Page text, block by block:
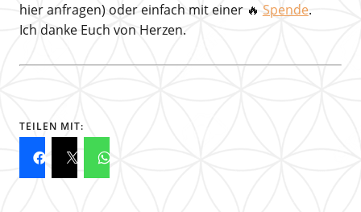
hier anfragen) oder einfach mit einer 🔥 Spende.
Ich danke Euch von Herzen.
TEILEN MIT: